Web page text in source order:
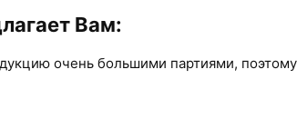
Вам:
очень большими партиями,